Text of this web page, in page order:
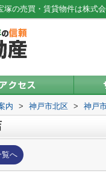
の売買・賃貸物件は株式
内 > 神戸市北区 > 神戸
覧へ